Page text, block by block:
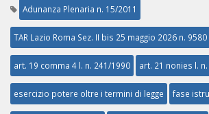
Adunanza Plenaria n. 15/2011
TAR Lazio Roma Sez. II bis 25 maggio 2026 n. 9580
art. 19 comma 4 l. n. 241/1990 art. 21 nonies l.
esercizio potere oltre i termini di legge fase